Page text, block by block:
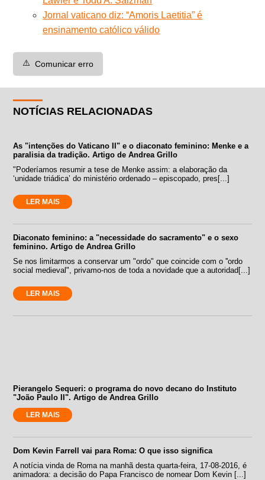
Jornal vaticano diz: “Amoris Laetitia” é
ensinamento católico válido
⚠️ Comunicar erro
NOTÍCIAS RELACIONADAS
As "intenções do Vaticano II" e o diaconato feminino: Menke e a
paralisia da tradição. Artigo de Andrea Grillo
"Poderíamos resumir a tese de Menke assim: a elaboração da
‘unidade triádica’ do ministério ordenado – episcopado, pres[...]
LER MAIS
Diaconato feminino: a "necessidade do sacramento" e o sexo
feminino. Artigo de Andrea Grillo
Se nos limitarmos a conservar um "ordo" que coincide com o ''ordo
social medieval", privamo-nos de toda a novidade que a autoridad[...]
LER MAIS
Pierangelo Sequeri: o programa do novo decano do Instituto
"João Paulo II". Artigo de Andrea Grillo
LER MAIS
Dom Kevin Farrell vai para Roma: O que isso significa
A notícia vinda de Roma na manhã desta quarta-feira, 17-08-2016, é
animadora: a decisão do Papa Francisco de nomear Dom Kevin [...]